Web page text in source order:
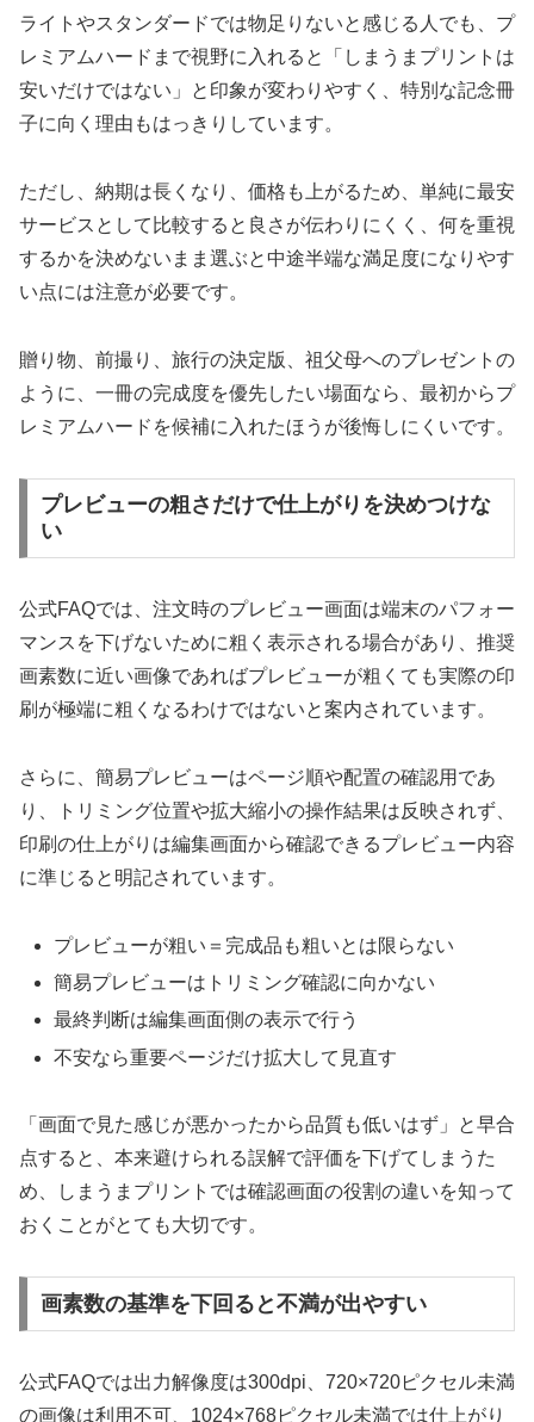
ライトやスタンダードでは物足りないと感じる人でも、プ
レミアムハードまで視野に入れると「しまうまプリントは
安いだけではない」と印象が変わりやすく、特別な記念冊
子に向く理由もはっきりしています。
ただし、納期は長くなり、価格も上がるため、単純に最安
サービスとして比較すると良さが伝わりにくく、何を重視
するかを決めないまま選ぶと中途半端な満足度になりやす
い点には注意が必要です。
贈り物、前撮り、旅行の決定版、祖父母へのプレゼントの
ように、一冊の完成度を優先したい場面なら、最初からプ
レミアムハードを候補に入れたほうが後悔しにくいです。
プレビューの粗さだけで仕上がりを決めつけな
い
公式FAQでは、注文時のプレビュー画面は端末のパフォー
マンスを下げないために粗く表示される場合があり、推奨
画素数に近い画像であればプレビューが粗くても実際の印
刷が極端に粗くなるわけではないと案内されています。
さらに、簡易プレビューはページ順や配置の確認用であ
り、トリミング位置や拡大縮小の操作結果は反映されず、
印刷の仕上がりは編集画面から確認できるプレビュー内容
に準じると明記されています。
プレビューが粗い＝完成品も粗いとは限らない
簡易プレビューはトリミング確認に向かない
最終判断は編集画面側の表示で行う
不安なら重要ページだけ拡大して見直す
「画面で見た感じが悪かったから品質も低いはず」と早合
点すると、本来避けられる誤解で評価を下げてしまうた
め、しまうまプリントでは確認画面の役割の違いを知って
おくことがとても大切です。
画素数の基準を下回ると不満が出やすい
公式FAQでは出力解像度は300dpi、720×720ピクセル未満
の画像は利用不可、1024×768ピクセル未満では仕上がり